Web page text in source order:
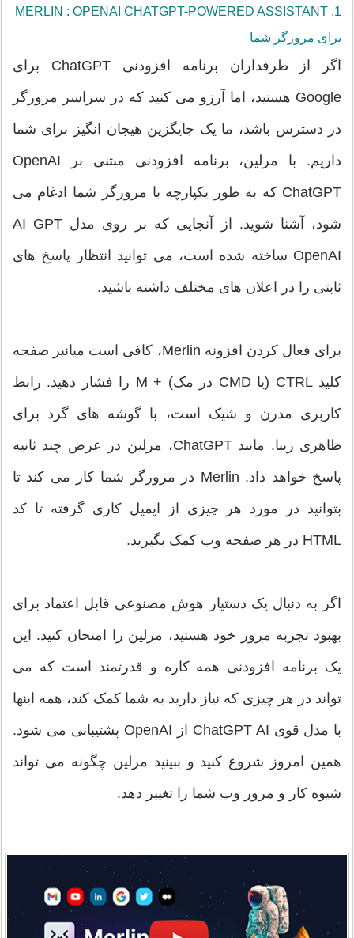
1. MERLIN : OPENAI CHATGPT-POWERED ASSISTANT
برای مرورگر شما
اگر از طرفداران برنامه افزودنی ChatGPT برای
Google هستید، اما آرزو می کنید که در سراسر مرورگر
در دسترس باشد، ما یک جایگزین هیجان انگیز برای شما
داریم. با مرلین، برنامه افزودنی مبتنی بر OpenAI
ChatGPT که به طور یکپارچه با مرورگر شما ادغام می
شود، آشنا شوید. از آنجایی که بر روی مدل AI GPT
OpenAI ساخته شده است، می توانید انتظار پاسخ های
ثابتی را در اعلان های مختلف داشته باشید.
برای فعال کردن افزونه Merlin، کافی است میانبر صفحه
کلید CTRL (یا CMD در مک) + M را فشار دهید. رابط
کاربری مدرن و شیک است، با گوشه های گرد برای
ظاهری زیبا. مانند ChatGPT، مرلین در عرض چند ثانیه
پاسخ خواهد داد. Merlin در مرورگر شما کار می کند تا
بتوانید در مورد هر چیزی از ایمیل کاری گرفته تا کد
HTML در هر صفحه وب کمک بگیرید.
اگر به دنبال یک دستیار هوش مصنوعی قابل اعتماد برای
بهبود تجربه مرور خود هستید، مرلین را امتحان کنید. این
یک برنامه افزودنی همه کاره و قدرتمند است که می
تواند در هر چیزی که نیاز دارید به شما کمک کند، همه اینها
با مدل قوی ChatGPT AI از OpenAI پشتیبانی می شود.
همین امروز شروع کنید و ببینید مرلین چگونه می تواند
شیوه کار و مرور وب شما را تغییر دهد.